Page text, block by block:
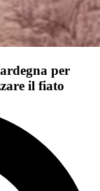
per
il fiato